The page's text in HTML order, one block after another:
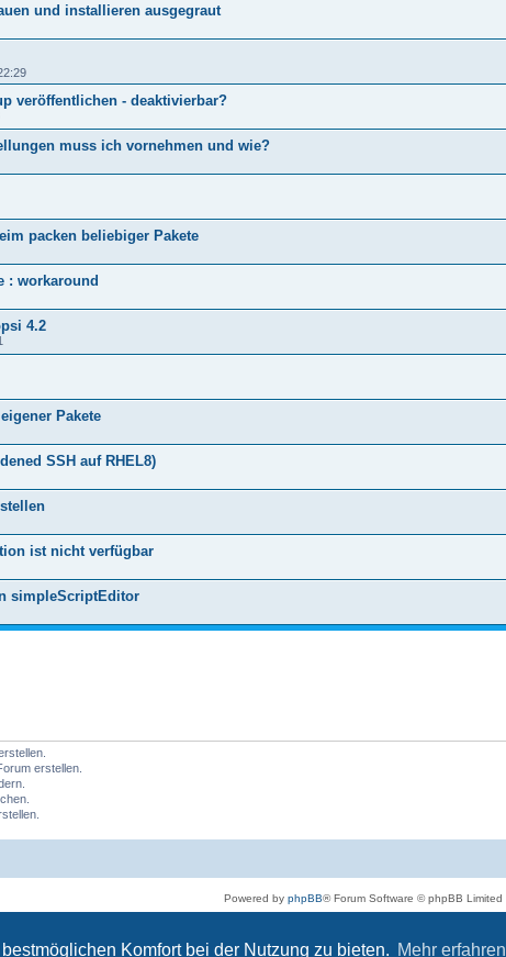
Komfort bei der Nutzung zu bieten. Mehr erfahren
und installieren ausgegraut
veröffentlichen - deaktivierbar?
muss ich vornehmen und wie?
packen beliebiger Pakete
: workaround
4.2
Pakete
SSH auf RHEL8)
ist nicht verfügbar
simpleScriptEditor
erstellen.
Powered by phpBB® Forum Software © phpBB Limited